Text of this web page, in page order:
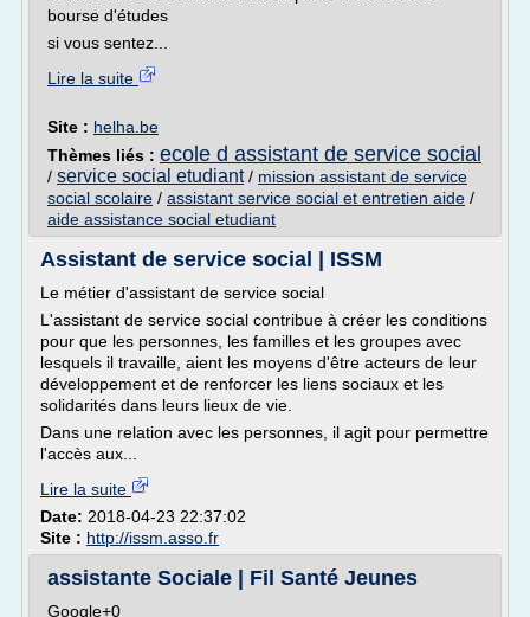
bourse d'études
si vous sentez...
Lire la suite
Site : helha.be
Thèmes liés : ecole d assistant de service social
/ service social etudiant/ mission assistant de service
social scolaire / assistant service social et entretien aide /
aide assistance social etudiant
Assistant de service social | ISSM
Le métier d'assistant de service social
L'assistant de service social contribue à créer les conditions
pour que les personnes, les familles et les groupes avec
lesquels il travaille, aient les moyens d'être acteurs de leur
développement et de renforcer les liens sociaux et les
solidarités dans leurs lieux de vie.
Dans une relation avec les personnes, il agit pour permettre
l'accès aux...
Lire la suite
Date: 2018-04-23 22:37:02
Site : http://issm.asso.fr
assistante Sociale | Fil Santé Jeunes
Google+0